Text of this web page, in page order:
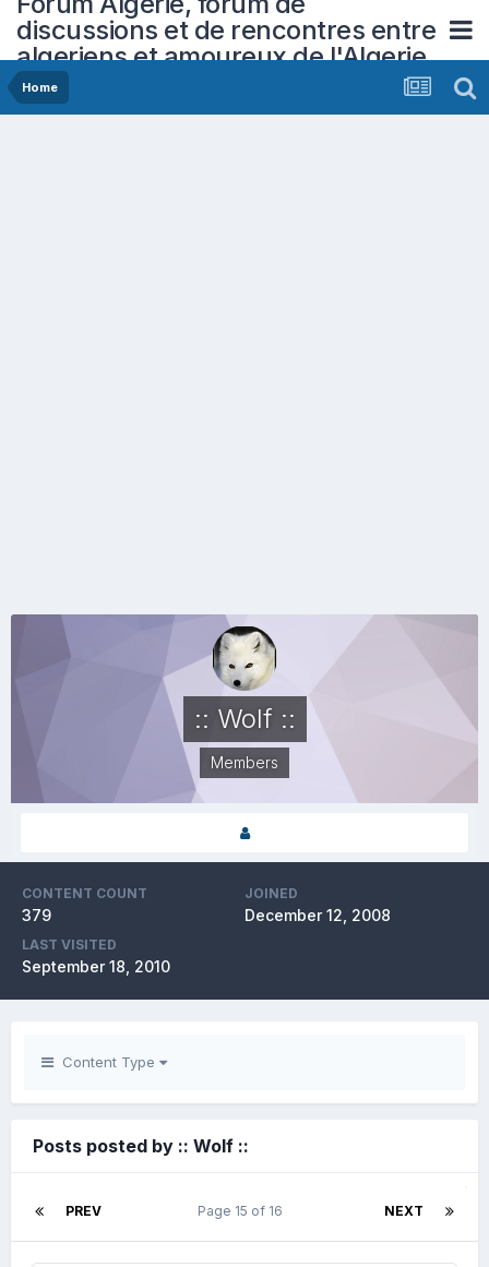
discussions et de rencontres entre
algeriens et amoureux de l'Algerie
Home
:: Wolf ::
Members
CONTENT COUNT
379
JOINED
December 12, 2008
LAST VISITED
September 18, 2010
Content Type
Posts posted by :: Wolf ::
PREV NEXT
Page 15 of 16